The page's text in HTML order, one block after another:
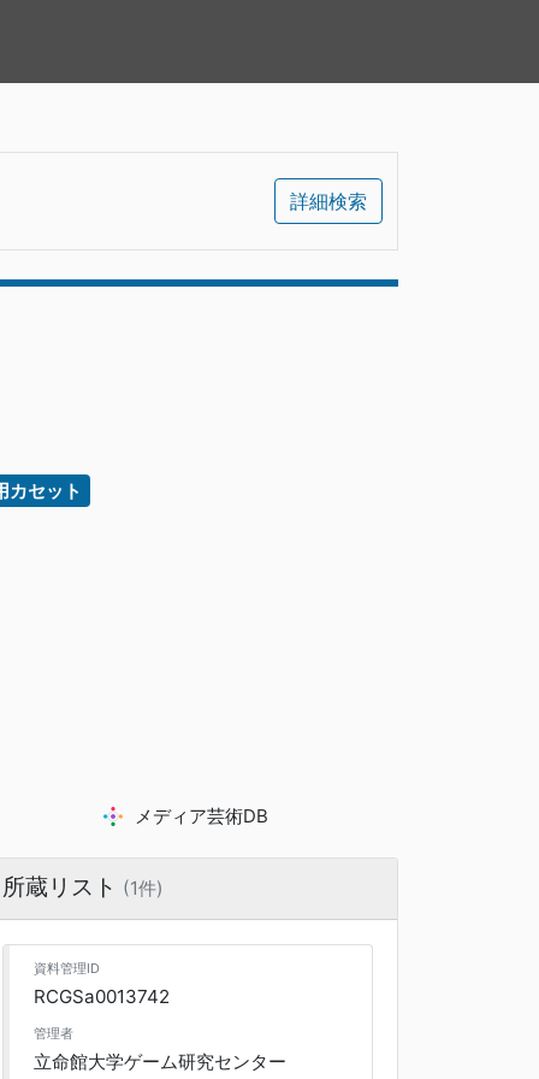
詳細検索
カセット
メディア芸術DB
所蔵リスト (1件)
資料管理ID
RCGSa0013742
管理者
立命館大学ゲーム研究センター